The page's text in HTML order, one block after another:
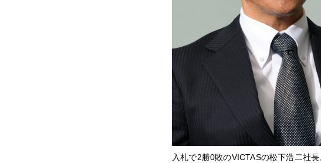
入札で2勝0敗のVICTASの松下浩二社